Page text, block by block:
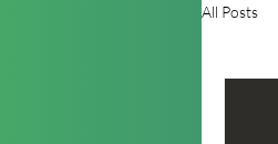
All Posts